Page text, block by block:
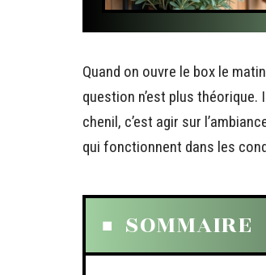
Quand on ouvre le box le
question n’est plus
chenil, c’est agir sur
qui fonctionnent dans les
SOMMAIRE